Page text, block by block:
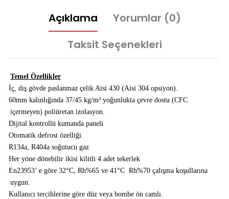
Açıklama
Yorumlar (0)
Taksit Seçenekleri
Temel Özellikler
İç, dış gövde paslanmaz çelik Aisi 430 (Aisi 304 opsiyon).
60mm kalınlığında 37/45 kg/m³ yoğunlukta çevre dostu (CFC
içermeyen) poliüretan izolasyon.
Dijital kontrollü kumanda paneli
Otomatik defrost özelliği.
R134a, R404a soğutucu gaz
Her yöne dönebilir ikisi kilitli 4 adet tekerlek
En23953’ e göre 32°C, Rh%65 ve 41°C Rh%70 çalışma koşullarına
uygun.
Kullanıcı tercihlerine göre düz veya bombe ön camlı.